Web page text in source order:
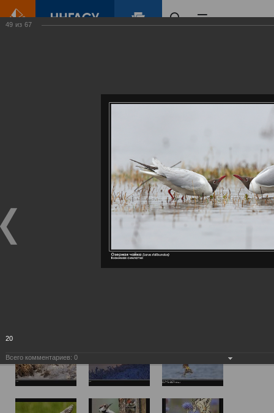
49 из 67
20
Всего комментариев: 0